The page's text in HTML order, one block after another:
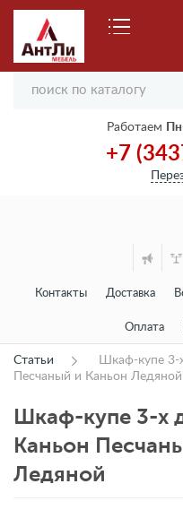
Работаем
+7
Контакты Доставка
Оплата
Статьи
Шкаф-купе 3-
Песчаный и Каньон Ледяной
Шкаф-купе 3-х
Каньон
Ледяной